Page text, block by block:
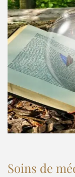
Soins de